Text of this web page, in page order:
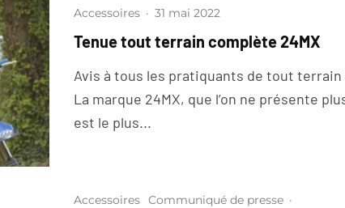
Accessoires · 31 mai 2022
Tenue tout terrain complète 24MX
Avis à tous les pratiquants de tout terrain
La marque 24MX, que l’on ne présente
est le plus...
Accessoires Communiqué de presse ·